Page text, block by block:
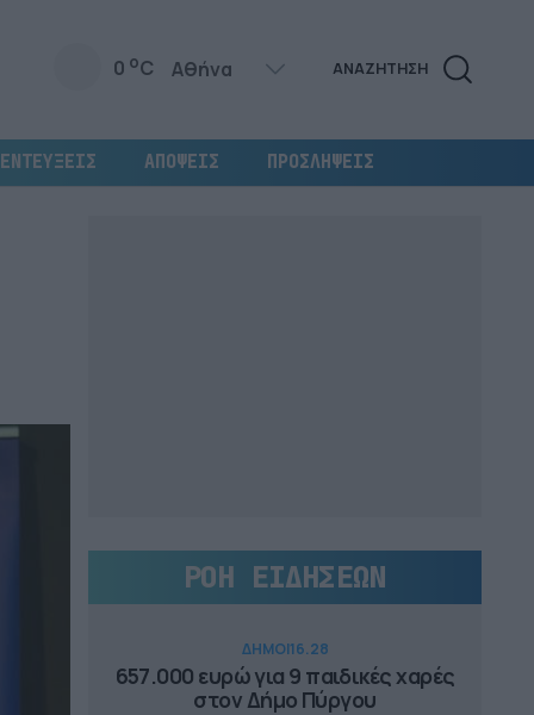
0 oC ΑΝΑΖΗΤΗΣΗ
ΑΠΟΨΕΙΣ ΠΡΟΣΛΗΨΕΙΣ
ΡΟΗ ΕΙΔΗΣΕΩΝ
ΔΗΜΟΙ16.28
657.000 ευρώ για 9 παιδικές χαρές
στον Δήμο Πύργου